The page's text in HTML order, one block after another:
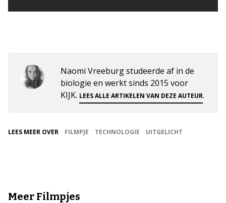
Naomi Vreeburg studeerde af in de
biologie en werkt sinds 2015 voor
KIJK. LEES ALLE ARTIKELEN VAN DEZE AUTEUR.
LEES MEER OVER FILMPJE TECHNOLOGIE UITGELICHT
Meer Filmpjes